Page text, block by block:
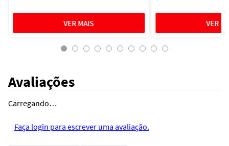
Avaliações
Carregando…
Faça login para escrever uma avaliação.